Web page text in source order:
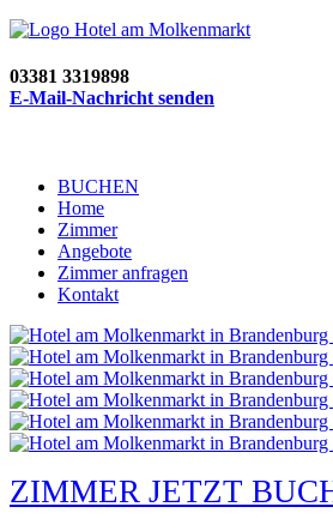
03381 3319898
E-Mail-Nachricht senden
BUCHEN
Home
Zimmer
Angebote
Zimmer anfragen
Kontakt
ZIMMER JETZT